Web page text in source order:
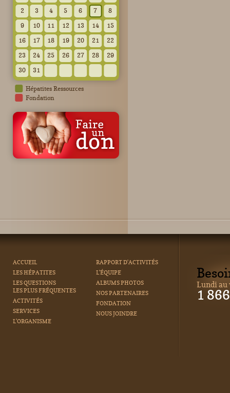
2
3 4 5 6 7
8
9
10 11 12 13 14
15
16
17 18 19 20 21
22
23
24 25 26 27 28
29
30
31
Hépatites Ressources
Fondation
ACCUEIL
LES HÉPATITES
LES QUESTIONS
LES PLUS FRÉQUENTES
ACTIVITÉS
SERVICES
L'ORGANISME
RAPPORT D'ACTIVITÉS
L'ÉQUIPE
ALBUMS PHOTOS
NOS PARTENAIRES
FONDATION
NOUS JOINDRE
Lundi au
1